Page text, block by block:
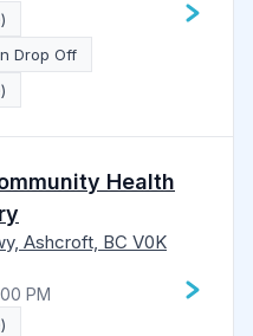
Drop Off
Health
Ashcroft, BC V0K
PM